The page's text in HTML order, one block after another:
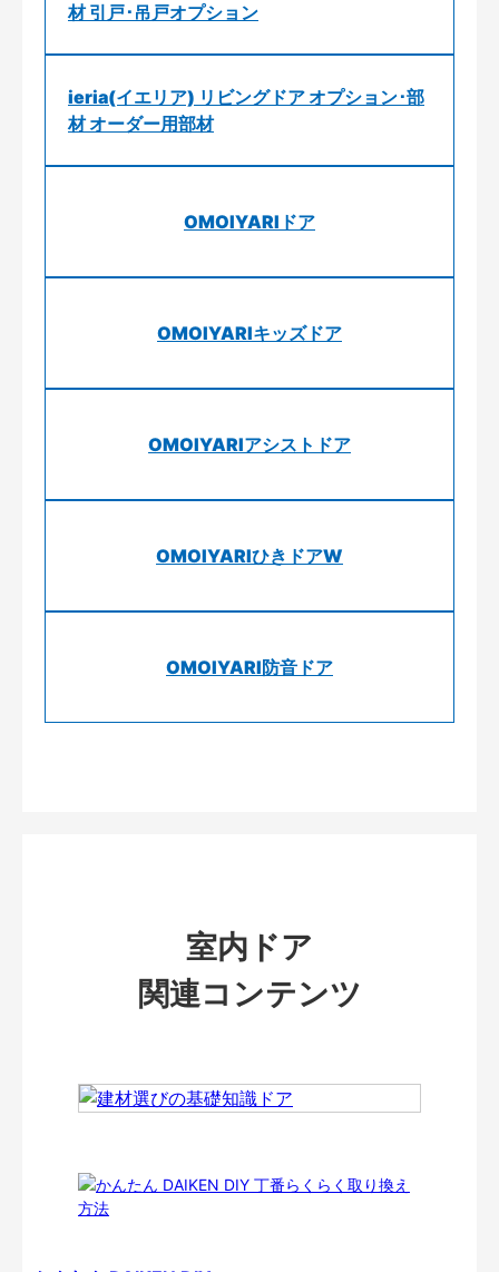
材 引戸･吊戸オプション
ieria(イエリア) リビングドア オプション･部
材 オーダー用部材
OMOIYARIドア
OMOIYARIキッズドア
OMOIYARIアシストドア
OMOIYARIひきドアW
OMOIYARI防音ドア
室内ドア
関連コンテンツ